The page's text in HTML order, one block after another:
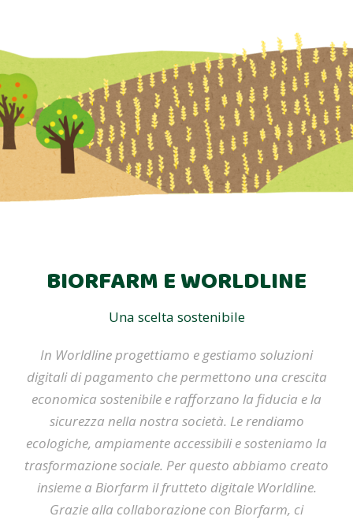
BIORFARM E WORLDLINE
Una scelta sostenibile
In Worldline progettiamo e gestiamo soluzioni
digitali di pagamento che permettono una crescita
economica sostenibile e rafforzano la fiducia e la
sicurezza nella nostra società. Le rendiamo
ecologiche, ampiamente accessibili e sosteniamo la
trasformazione sociale. Per questo abbiamo creato
insieme a Biorfarm il frutteto digitale Worldline.
Grazie alla collaborazione con Biorfarm, ci